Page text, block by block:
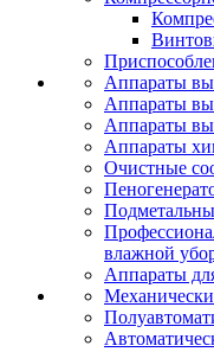
Аппараты
Аппараты
Аппараты
Аппараты
Очистные
влажной
Аппараты